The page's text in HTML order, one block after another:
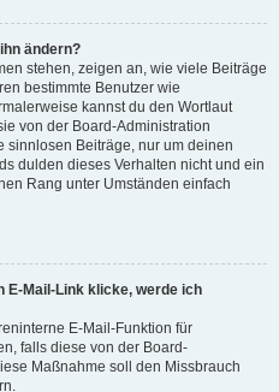
ändern?
stehen, zeigen an, wie viele Beiträge
bestimmte Benutzer wie
kannst du den Wortlaut
von der Board-Administration
sinnlosen Beiträge, nur um deinen
dulden dieses Verhalten nicht und ein
Rang unter Umständen einfach
E-Mail-Link klicke, werde ich
E-Mail-Funktion für
falls diese von der Board-
Maßnahme soll den Missbrauch